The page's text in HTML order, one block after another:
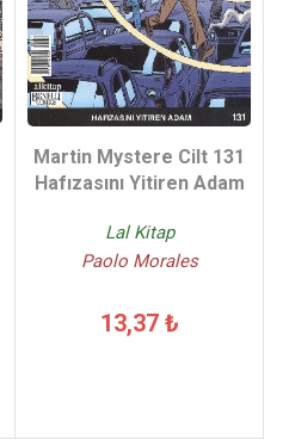
Martin Mystere Cilt 131
Hafızasını Yitiren Adam
Lal Kitap
Paolo Morales
13,37 ₺